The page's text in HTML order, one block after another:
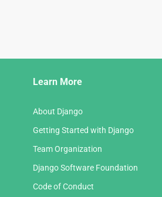
Learn More
About Django
Getting Started with Django
Team Organization
Django Software Foundation
Code of Conduct